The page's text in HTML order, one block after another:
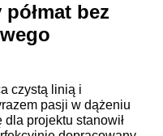
bez
czystą linią i
pasji w dążeniu
dla projektu stanowił